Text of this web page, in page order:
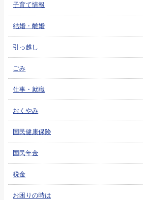
子育て情報
結婚・離婚
引っ越し
ごみ
仕事・就職
おくやみ
国民健康保険
国民年金
税金
お困りの時は